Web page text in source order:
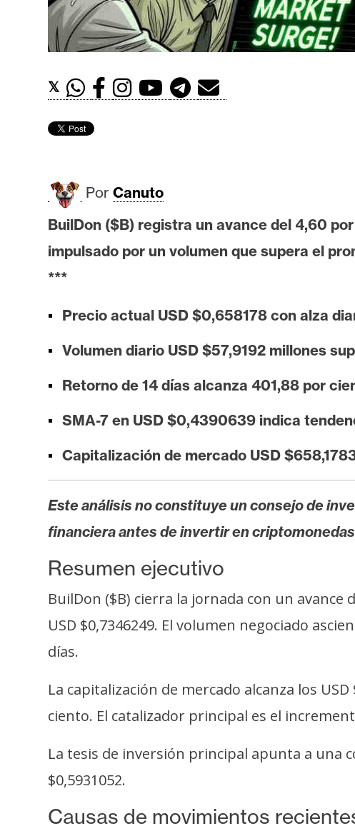
t
h
e
e
m
I
A
A
n
s
s
o
t
a
s
d
P
r
n
s
T
m
a
𝕏
Por Canuto
BuilDon ($B) registra un avance del 4,60
impulsado por un volumen que supera el
***
Precio actual USD $0,658178 con alza
Volumen diario USD $57,9192 millones
Retorno de 14 días alcanza 401,88 por
SMA-7 en USD $0,4390639 indica
Capitalización de mercado USD
Este análisis no constituye un consejo de
financiera antes de invertir en
Resumen ejecutivo
BuilDon ($B) cierra la jornada con un avance
USD $0,7346249. El volumen negociado
días.
La capitalización de mercado alcanza los
ciento. El catalizador principal es el
La tesis de inversión principal apunta a una
$0,5931052.
Causas de movimientos